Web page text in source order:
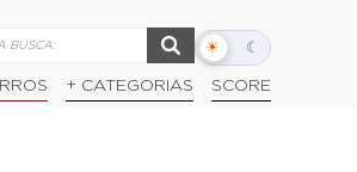
☀ ☾
Alternar
escuro
+ CATEGORIAS SCORE